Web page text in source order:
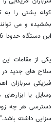
کوله پشتی را به
بخشیده و می
این دستگاه حدودا 6 کیلو بوده و می توان بیش از 6 ساعت از آن استفاده کرد.
یکی از مقامات
سلاح های جدید در
فیزیکی سربازان
وسایل یا
دسترسی هر چه
سزایی داشته باشد."